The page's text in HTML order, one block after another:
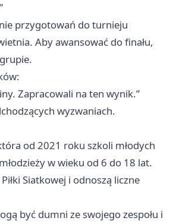
przygotowań do turnieju
Aby awansować do finału,
Zapracowali na ten wynik.”
wyzwaniach.
od 2021 roku szkoli młodych
w wieku od 6 do 18 lat.
Siatkowej i odnoszą liczne
być dumni ze swojego zespołu i